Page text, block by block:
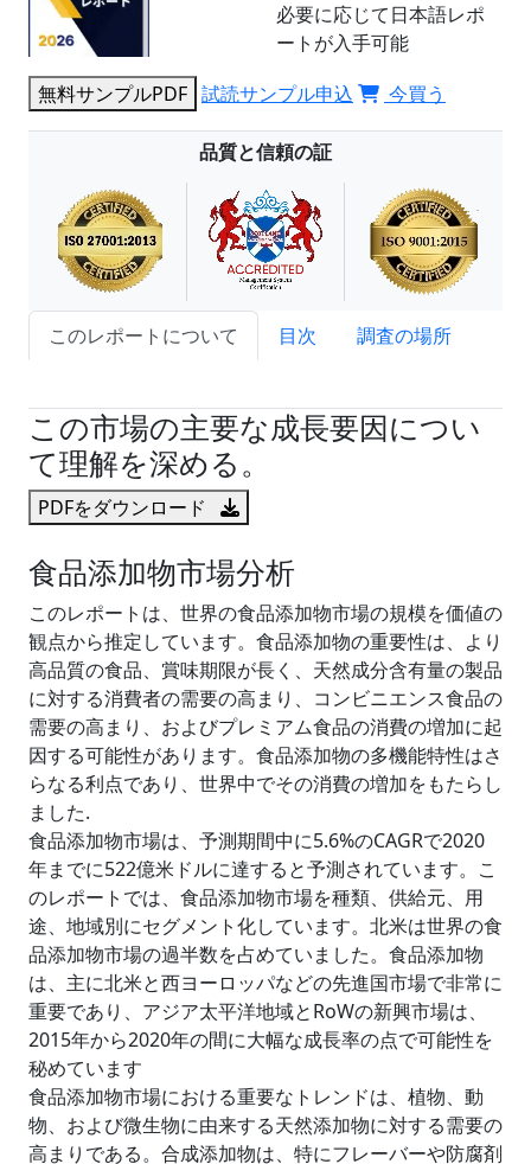
必要に応じて日本語レポ
ートが入手可能
無料サンプルPDF 試読サンプル申込 今買う
品質と信頼の証
このレポートについて 目次
調査の場所
この市場の主要な成長要因につい
て理解を深める。
PDFをダウンロード
食品添加物市場分析
このレポートは、世界の食品添加物市場の規模を価値の
観点から推定しています。食品添加物の重要性は、より
高品質の食品、賞味期限が長く、天然成分含有量の製品
に対する消費者の需要の高まり、コンビニエンス食品の
需要の高まり、およびプレミアム食品の消費の増加に起
因する可能性があります。食品添加物の多機能特性はさ
らなる利点であり、世界中でその消費の増加をもたらし
ました.
食品添加物市場は、予測期間中に5.6%のCAGRで2020
年までに522億米ドルに達すると予測されています。こ
のレポートでは、食品添加物市場を種類、供給元、用
途、地域別にセグメント化しています。北米は世界の食
品添加物市場の過半数を占めていました。食品添加物
は、主に北米と西ヨーロッパなどの先進国市場で非常に
重要であり、アジア太平洋地域とRoWの新興市場は、
2015年から2020年の間に大幅な成長率の点で可能性を
秘めています
食品添加物市場における重要なトレンドは、植物、動
物、および微生物に由来する天然添加物に対する需要の
高まりである。合成添加物は、特にフレーバーや防腐剤